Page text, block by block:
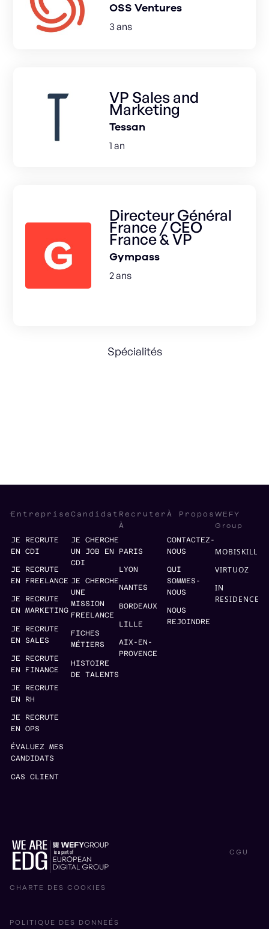
OSS Ventures
3 ans
VP Sales and
Marketing
Tessan
1 an
Directeur Général
France / CEO
France & VP
Gympass
2 ans
Spécialités
Entreprise
JE RECRUTE
EN CDI
JE RECRUTE
EN FREELANCE
JE RECRUTE
EN MARKETING
JE RECRUTE
EN SALES
JE RECRUTE
EN FINANCE
JE RECRUTE
EN RH
JE RECRUTE
EN OPS
ÉVALUEZ MES
CANDIDATS
CAS CLIENT
Candidat
JE CHERCHE
UN JOB EN
CDI
JE CHERCHE
UNE
MISSION
FREELANCE
FICHES
MÉTIERS
HISTOIRE
DE TALENTS
Recruter
À
PARIS
LYON
NANTES
BORDEAUX
LILLE
AIX-EN-
PROVENCE
À Propos
CONTACTEZ-
NOUS
QUI
SOMMES-
NOUS
NOUS
REJOINDRE
WEFY
Group
MOBISKILL
VIRTUOZ
IN
RESIDENCE
CHARTE DES COOKIES
POLITIQUE DES DONNEÉS
CGU